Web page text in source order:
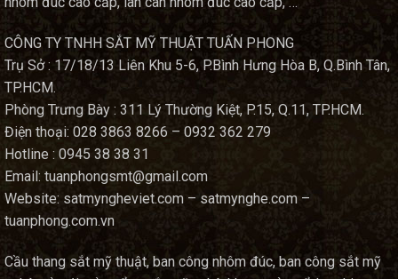
CÔNG TY TNHH SẮT MỸ THUẬT TUẤN PHONG
Trụ Sở : 17/18/13 Liên Khu 5-6, P.Bình Hưng Hòa B, Q.Bình Tân,
TP.HCM.
Phòng Trưng Bày : 311 Lý Thường Kiệt, P.15, Q.11, TP.HCM.
Điện thoại: 028 3863 8266 – 0932 362 279
Hotline : 0945 38 38 31
Email: tuanphongsmt@gmail.com
Website: satmyngheviet.com – satmynghe.com –
tuanphong.com.vn
Cầu thang sắt mỹ thuật, ban công nhôm đúc, ban công sắt mỹ